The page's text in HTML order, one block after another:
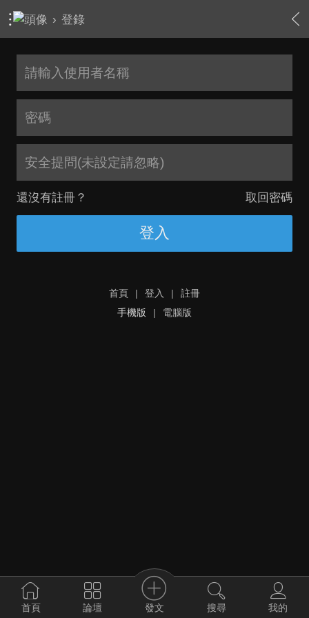
› 登錄
安全提問(未設定請忽略)
還沒有註冊？ 取回密碼
登入
首頁 | 登入 |
註冊
手機版
| 電腦版
首頁 論壇 發文 搜尋 我的